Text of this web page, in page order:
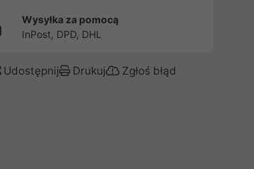
Wysyłka za pomocą
InPost, DPD, DHL
Udostępnij Drukuj Zgłoś błąd